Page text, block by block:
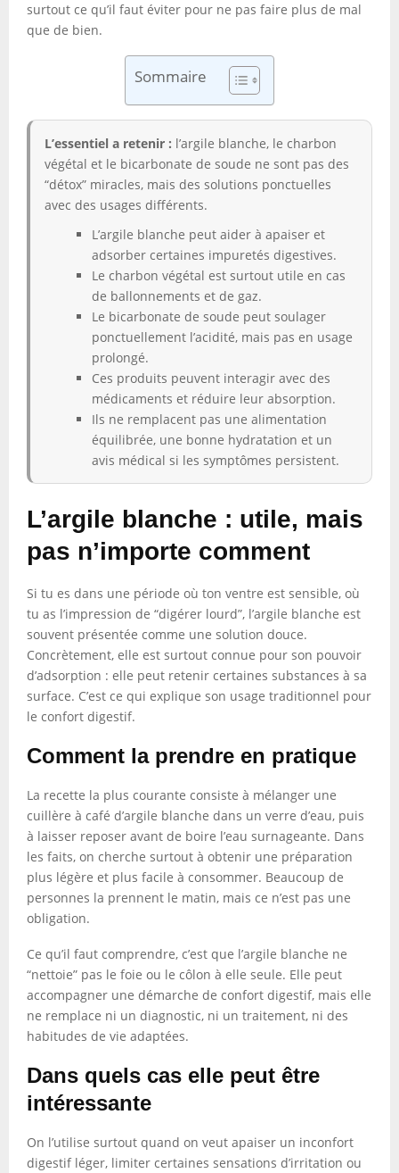
surtout ce qu’il faut éviter pour ne pas faire plus de mal
que de bien.
Sommaire
L’essentiel a retenir : l’argile blanche, le charbon
végétal et le bicarbonate de soude ne sont pas des
“détox” miracles, mais des solutions ponctuelles
avec des usages différents.
L’argile blanche peut aider à apaiser et
adsorber certaines impuretés digestives.
Le charbon végétal est surtout utile en cas
de ballonnements et de gaz.
Le bicarbonate de soude peut soulager
ponctuellement l’acidité, mais pas en usage
prolongé.
Ces produits peuvent interagir avec des
médicaments et réduire leur absorption.
Ils ne remplacent pas une alimentation
équilibrée, une bonne hydratation et un
avis médical si les symptômes persistent.
L’argile blanche : utile, mais
pas n’importe comment
Si tu es dans une période où ton ventre est sensible, où
tu as l’impression de “digérer lourd”, l’argile blanche est
souvent présentée comme une solution douce.
Concrètement, elle est surtout connue pour son pouvoir
d’adsorption : elle peut retenir certaines substances à sa
surface. C’est ce qui explique son usage traditionnel pour
le confort digestif.
Comment la prendre en pratique
La recette la plus courante consiste à mélanger une
cuillère à café d’argile blanche dans un verre d’eau, puis
à laisser reposer avant de boire l’eau surnageante. Dans
les faits, on cherche surtout à obtenir une préparation
plus légère et plus facile à consommer. Beaucoup de
personnes la prennent le matin, mais ce n’est pas une
obligation.
Ce qu’il faut comprendre, c’est que l’argile blanche ne
“nettoie” pas le foie ou le côlon à elle seule. Elle peut
accompagner une démarche de confort digestif, mais elle
ne remplace ni un diagnostic, ni un traitement, ni des
habitudes de vie adaptées.
Dans quels cas elle peut être
intéressante
On l’utilise surtout quand on veut apaiser un inconfort
digestif léger, limiter certaines sensations d’irritation ou